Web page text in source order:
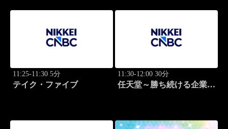
11:25-11:30 5分
テイク・ファイブ
11:30-12:00 30分
任天堂～勝ち続ける企業の